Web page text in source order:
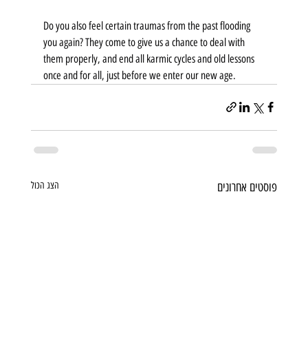
Do you also feel certain traumas from the past flooding
you again? They come to give us a chance to deal with
them properly, and end all karmic cycles and old lessons
once and for all, just before we enter our new age.
פוסטים אחרונים הצג הכול